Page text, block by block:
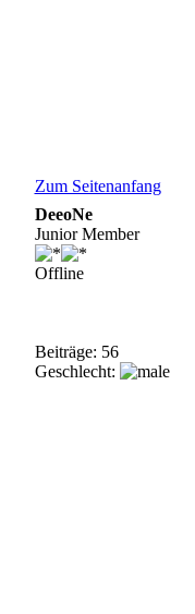
Zum Seitenanfang
DeeoNe
Junior Member
Offline
Beiträge: 56
Geschlecht: